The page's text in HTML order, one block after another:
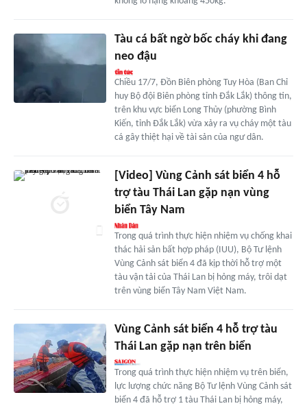
Tàu cá bất ngờ bốc cháy khi đang
neo đậu
Chiều 17/7, Đồn Biên phòng Tuy Hòa (Ban Chỉ
huy Bộ đội Biên phòng tỉnh Đắk Lắk) thông tin,
trên khu vực biển Long Thủy (phường Bình
Kiến, tỉnh Đắk Lắk) vừa xảy ra vụ cháy một tàu
cá gây thiệt hại về tài sản của ngư dân.
[Video] Vùng Cảnh sát biển 4 hỗ
trợ tàu Thái Lan gặp nạn vùng
biển Tây Nam
Trong quá trình thực hiện nhiệm vụ chống khai
thác hải sản bất hợp pháp (IUU), Bộ Tư lệnh
Vùng Cảnh sát biển 4 đã kịp thời hỗ trợ một
tàu vận tải của Thái Lan bị hỏng máy, trôi dạt
trên vùng biển Tây Nam Việt Nam.
Vùng Cảnh sát biển 4 hỗ trợ tàu
Thái Lan gặp nạn trên biển
Trong quá trình thực hiện nhiệm vụ trên biển,
lực lượng chức năng Bộ Tư lệnh Vùng Cảnh sát
biển 4 đã hỗ trợ 1 tàu Thái Lan bị hỏng máy,